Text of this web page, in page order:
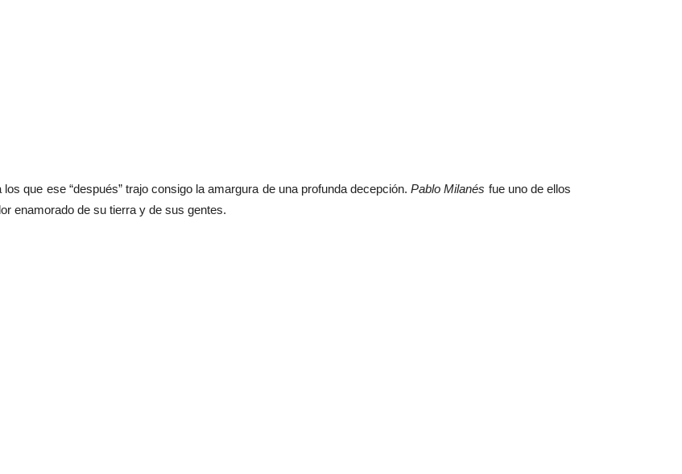
que ese “después” trajo consigo la amargura de una profunda decepción.Pablo Milanés fue uno de ellos
enamorado de su tierra y de sus gentes.